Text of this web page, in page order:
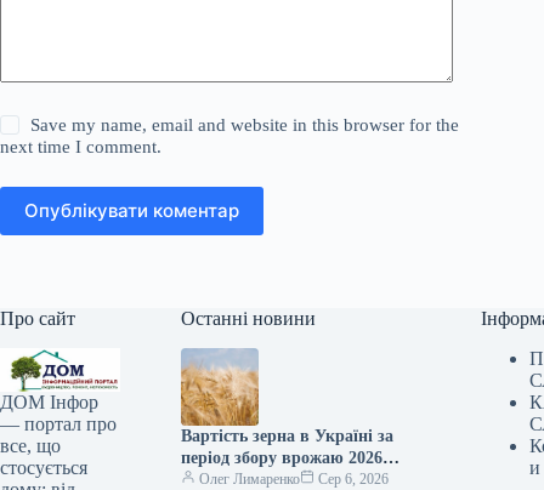
Save my name, email and website in this browser for the
next time I comment.
Опублікувати коментар
Про сайт
ДОМ Інфор
— портал про
все, що
стосується
Останні новини
Вартість зерна в Україні за
період збору врожаю 2026
року зменшилася приблизно
Олег Лимаренко Сер 6, 2026
и